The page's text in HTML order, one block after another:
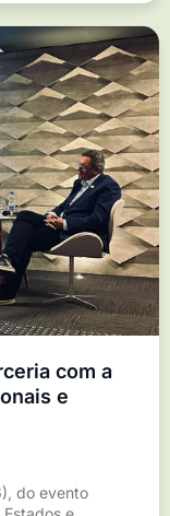
com a
e
do evento